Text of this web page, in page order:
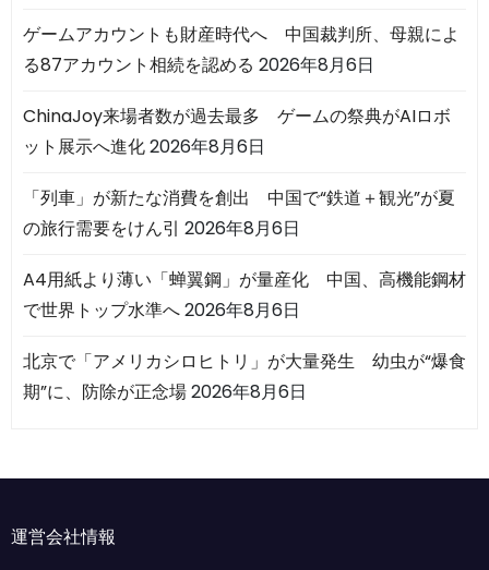
ゲームアカウントも財産時代へ 中国裁判所、母親によ
る87アカウント相続を認める 2026年8月6日
ChinaJoy来場者数が過去最多 ゲームの祭典がAIロボ
ット展示へ進化2026年8月6日
「列車」が新たな消費を創出 中国で“鉄道＋観光”が夏
の旅行需要をけん引 2026年8月6日
A4用紙より薄い「蝉翼鋼」が量産化 中国、高機能鋼材
で世界トップ水準へ2026年8月6日
北京で「アメリカシロヒトリ」が大量発生 幼虫が“爆食
期”に、防除が正念場2026年8月6日
運営会社情報